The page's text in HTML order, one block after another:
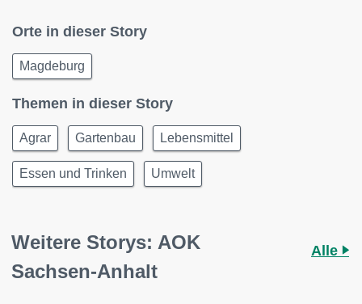
Orte in dieser Story
Magdeburg
Themen in dieser Story
Agrar Gartenbau Lebensmittel
Essen und Trinken Umwelt
Weitere Storys: AOK
Sachsen-Anhalt
Alle